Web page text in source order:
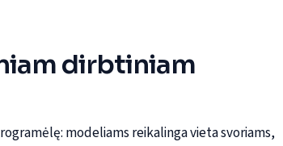
dirbtiniam
modeliams reikalinga vieta svoriams,